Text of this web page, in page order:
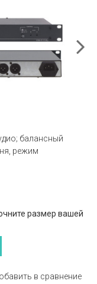
балансный
режим
размер вашей
в сравнение